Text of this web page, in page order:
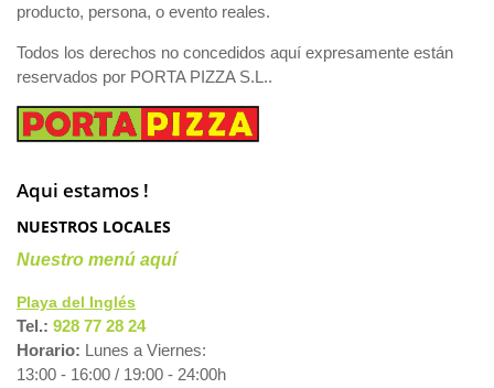
producto, persona, o evento reales.
Todos los derechos no concedidos aquí expresamente están
reservados por PORTA PIZZA S.L..
Aqui estamos !
NUESTROS LOCALES
Nuestro menú aquí
Playa del Inglés
Tel.: 928 77 28 24
Horario: Lunes a Viernes:
13:00 - 16:00 / 19:00 - 24:00h